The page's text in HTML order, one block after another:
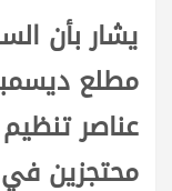
يشار بأن
مطلع
عناصر
محتجزين